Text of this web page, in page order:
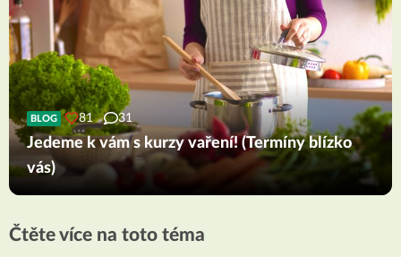
BLOG 81 31
Jedeme k vám s kurzy vaření! (Termíny blízko
vás)
Čtěte více na toto téma